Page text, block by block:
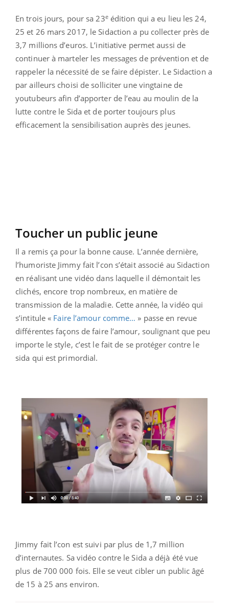
En trois jours, pour sa 23eédition qui a eu lieu les 24,
25 et 26 mars 2017, le Sidaction a pu collecter près de
3,7 millions d’euros. L’initiative permet aussi de
continuer à marteler les messages de prévention et de
rappeler la nécessité de se faire dépister. Le Sidaction a
par ailleurs choisi de solliciter une vingtaine de
youtubeurs afin d’apporter de l’eau au moulin de la
lutte contre le Sida et de porter toujours plus
efficacement la sensibilisation auprès des jeunes.
Toucher un public jeune
Il a remis ça pour la bonne cause. L’année dernière,
l’humoriste Jimmy fait l’con s’était associé au Sidaction
en réalisant une vidéo dans laquelle il démontait les
clichés, encore trop nombreux, en matière de
transmission de la maladie. Cette année, la vidéo qui
s’intitule « Faire l’amour comme… » passe en revue
différentes façons de faire l’amour, soulignant que peu
importe le style, c’est le fait de se protéger contre le
sida qui est primordial.
Jimmy fait l’con est suivi par plus de 1,7 million
d’internautes. Sa vidéo contre le Sida a déjà été vue
plus de 700 000 fois. Elle se veut cibler un public âgé
de 15 à 25 ans environ.